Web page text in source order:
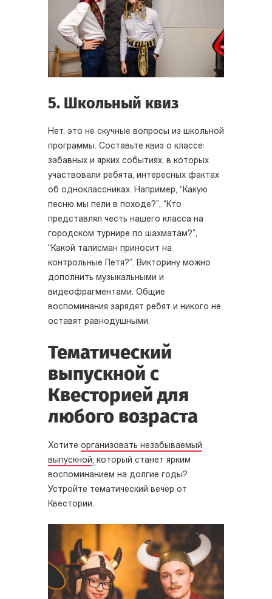
5. Школьный квиз
Нет, это не скучные вопросы из школьной
программы. Составьте квиз о классе:
забавных и ярких событиях, в которых
участвовали ребята, интересных фактах
об одноклассниках. Например, “Какую
песню мы пели в походе?”, “Кто
представлял честь нашего класса на
городском турнире по шахматам?”,
“Какой талисман приносит на
контрольные Петя?”. Викторину можно
дополнить музыкальными и
видеофрагментами. Общие
воспоминания зарядят ребят и никого не
оставят равнодушными.
Тематический
выпускной с
Квесторией для
любого возраста
Хотите организовать незабываемый
выпускной, который станет ярким
воспоминанием на долгие годы?
Устройте тематический вечер от
Квестории.